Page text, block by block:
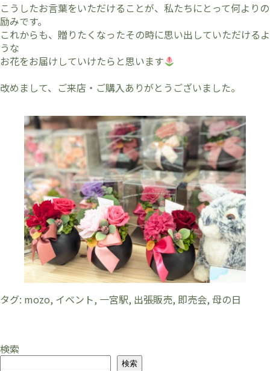
こうしたお言葉をいただけることが、私たちにとって何よりの
励みです。
これからも、贈りたくなったその時に思い出していただけるよ
うな
お花をお届けしていけたらと思います
改めまして、ご来店・ご購入ありがとうございました。
タグ: mozo, イベント, 一宮駅, 出張販売, 即売会, 母の日
検索
検索